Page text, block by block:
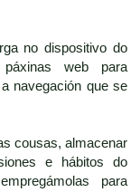
no dispositivo do
web para
navegación que se
cousas, almacenar
e hábitos do
para